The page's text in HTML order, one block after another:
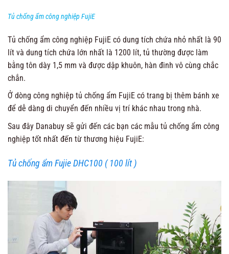
Tủ chống ẩm công nghiệp FujiE
Tủ chống ẩm công nghiệp FujiE có dung tích chứa nhỏ nhất là 90
lít và dung tích chứa lớn nhất là 1200 lít, tủ thường được làm
bằng tôn dày 1,5 mm và được dập khuôn, hàn đinh vô cùng chắc
chắn.
Ở dòng công nghiệp tủ chống ẩm FujiE có trang bị thêm bánh xe
để dễ dàng di chuyển đến nhiều vị trí khác nhau trong nhà.
Sau đây Danabuy sẽ gửi đến các bạn các mẫu tủ chống ẩm công
nghiệp tốt nhất đến từ thương hiệu FujiE:
Tủ chống ẩm Fujie DHC100 ( 100 lít )